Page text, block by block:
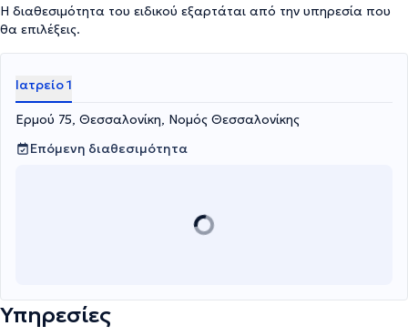
εφαρμόζοντας τις πλέον έγκυρες και σύγχρονες μεθόδους. Στο
φιλόξενο και ευχάριστο περιβάλλον του ιατρείου του,
αναλαμβάνει κάθε περιστατικό που άπτεται της επιστημονικής
τους ασθενείς του.
Η διαθεσιμότητα του ειδικού εξαρτάται από την υπηρεσία που
θα επιλέξεις.
Ιατρείο 1
Ερμού 75, Θεσσαλονίκη, Νομός Θεσσαλονίκης
Επόμενη διαθεσιμότητα
Υπηρεσίες